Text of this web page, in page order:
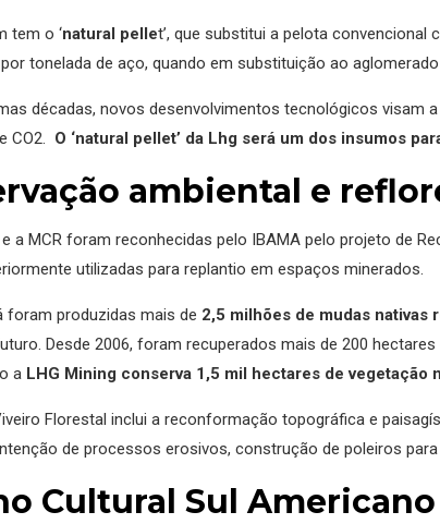
tem o ‘natural pellet’, que substitui a pelota convencional
por tonelada de aço, quando em substituição ao
décadas, novos desenvolvimentos tecnológicos visam
CO2. O ‘natural pellet’ da Lhg será um dos insumos
ambiental e
e a MCR foram reconhecidas pelo IBAMA pelo projeto de
utilizadas para replantio em espaços minerados.
foram produzidas mais de 2,5 milhões de mudas nativas
Desde 2006, foram recuperados mais de 200
a LHG Mining conserva 1,5 mil hectares de vegetação
Florestal inclui a reconformação topográfica e
de processos erosivos, construção de poleiros
Cultural Sul Americano